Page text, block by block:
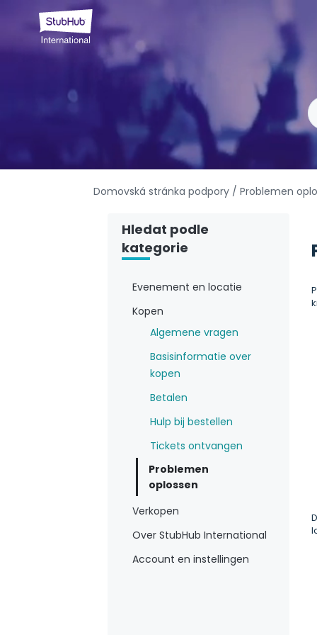
Domovská stránka podpory / Problemen
Hledat podle
kategorie
Evenement en locatie
Kopen
Algemene vragen
Basisinformatie over
kopen
Betalen
Hulp bij bestellen
Tickets ontvangen
Problemen
oplossen
Verkopen
Over StubHub International
Account en instellingen